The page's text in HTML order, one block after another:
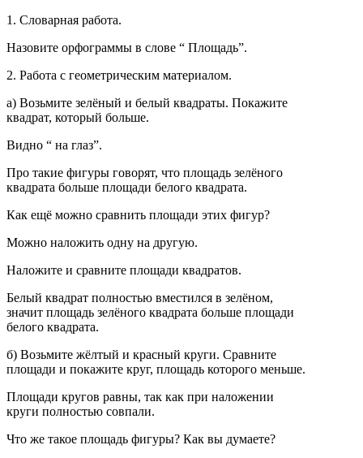
1. Словарная работа.
Назовите орфограммы в слове “ Площадь”.
2. Работа с геометрическим материалом.
а) Возьмите зелёный и белый квадраты. Покажите
квадрат, который больше.
Видно “ на глаз”.
Про такие фигуры говорят, что площадь зелёного
квадрата больше площади белого квадрата.
Как ещё можно сравнить площади этих фигур?
Можно наложить одну на другую.
Наложите и сравните площади квадратов.
Белый квадрат полностью вместился в зелёном,
значит площадь зелёного квадрата больше площади
белого квадрата.
б) Возьмите жёлтый и красный круги. Сравните
площади и покажите круг, площадь которого меньше.
Площади кругов равны, так как при наложении
круги полностью совпали.
Что же такое площадь фигуры? Как вы думаете?